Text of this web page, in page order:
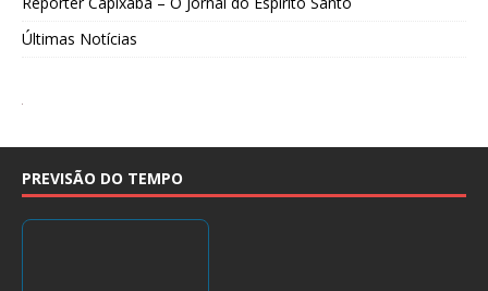
Últimas Notícias
PREVISÃO DO TEMPO